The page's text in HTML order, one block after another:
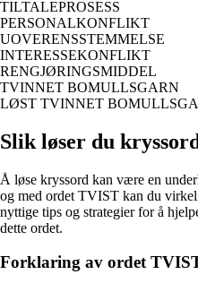
TILTALEPROSESS
PERSONALKONFLIKT
UOVERENSSTEMMELSE
INTERESSEKONFLIKT
RENGJØRINGSMIDDEL
TVINNET BOMULLSGARN
LØST TVINNET
Slik løser du
Å løse kryssord kan være en
og med ordet TVIST kan du
nyttige tips og strategier for å
dette ordet.
Forklaring av ordet